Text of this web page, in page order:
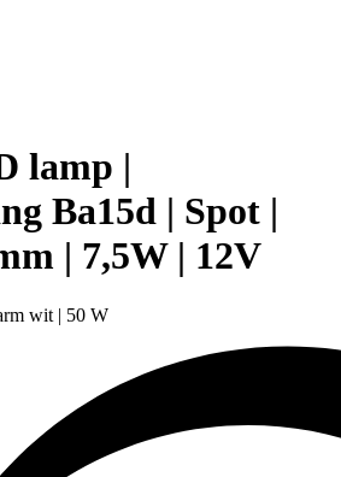
lamp |
Ba15d | Spot |
| 7,5W | 12V
wit | 50 W